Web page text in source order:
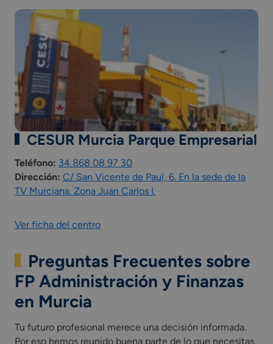
corporativa.
Simulación empresarial.
Inglés Profesional (Grado Superior).
Digitalización aplicada a los sectores productivos
(Grado Superior).
Sostenibilidad aplicada al sistema productivo.
Itinerario personal para la empleabilidad I y II.
Módulo profesional optativo (competencia de cada
Comunidad Autónoma).
*Incluye una Fase de Formación en Empresa (FFE) u
organismo equiparado como parte integrada del
currículo del ciclo formativo.
Obteniendo esta titulación, puedes entrar después en la
*Las asignaturas presentes en el plan de estudios
pueden variar según la comunidad autónoma.
CESUR Murcia Parque Empresarial
Teléfono: 34 868 08 97 30
Dirección: C/ San Vicente de Paul, 6. En la sede de la
TV Murciana. Zona Juan Carlos I.
Ver ficha del centro
Preguntas Frecuentes sobre
FP Administración y Finanzas
en Murcia
Tu futuro profesional merece una decisión informada.
Por eso hemos reunido buena parte de lo que necesitas